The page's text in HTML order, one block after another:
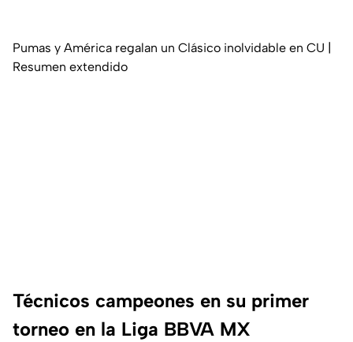
Pumas y América regalan un Clásico inolvidable en CU |
Resumen extendido
Técnicos campeones en su primer
torneo en la Liga BBVA MX